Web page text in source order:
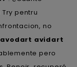
pentru
no
avidart
pero